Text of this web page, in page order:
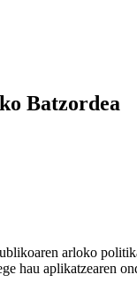
Batzordea
arloko
hau aplikatzearen